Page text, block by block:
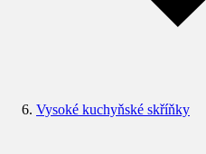
Vysoké kuchyňské skříňky